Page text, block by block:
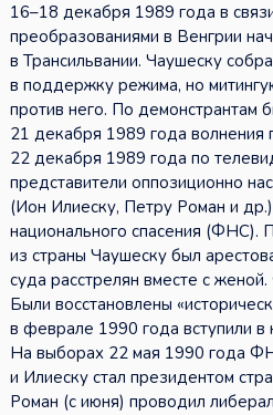
16–18 декабря 1989 года в
преобразованиями в Венгрии
в Трансильвании. Чаушеску
в поддержку режима, но
против него. По демонстрантам
21 декабря 1989 года волнения
22 декабря 1989 года по
представители оппозиционно
(Ион Илиеску, Петру Роман и
национального спасения (ФНС).
из страны Чаушеску был
суда расстрелян вместе с
Были восстановлены
в феврале 1990 года вступили
На выборах 22 мая 1990 года
и Илиеску стал президентом
Роман (с июня) проводил